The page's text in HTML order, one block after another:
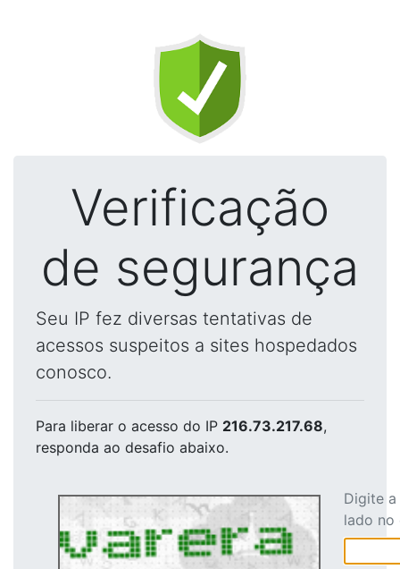
Verificação
de segurança
Seu IP fez diversas tentativas de
acessos suspeitos a sites hospedados
conosco.
Para liberar o acesso do IP 216.73.217.68,
responda ao desafio abaixo.
Digite
lado no